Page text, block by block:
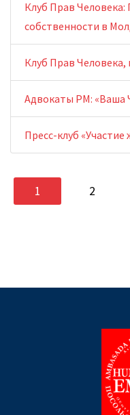
Клуб Прав
собственности в
Клуб Прав Человека,
Адвокаты РМ: «Ваша
Пресс-клуб
1 2